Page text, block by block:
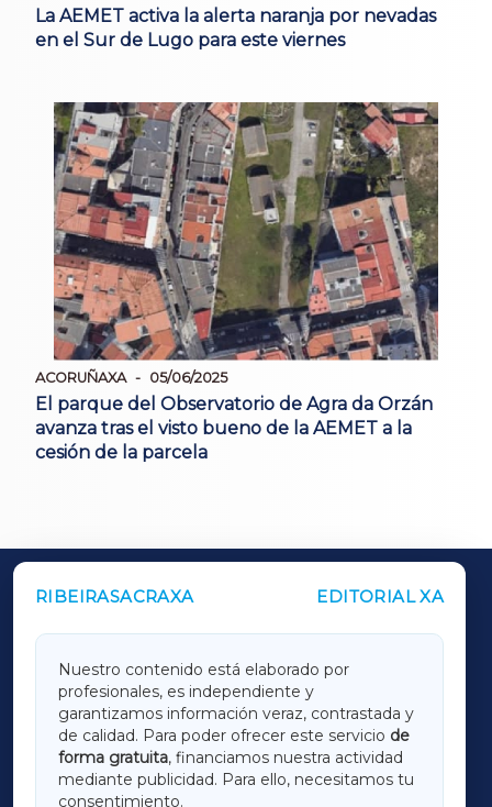
La AEMET activa la alerta naranja por nevadas
en el Sur de Lugo para este viernes
ACORUÑAXA 05/06/2025
El parque del Observatorio de Agra da Orzán
avanza tras el visto bueno de la AEMET a la
cesión de la parcela
RIBEIRASACRAXA EDITORIAL XA
Nuestro contenido está elaborado por
profesionales, es independiente y
garantizamos información veraz, contrastada y
de calidad. Para poder ofrecer este servicio de
forma gratuita, financiamos nuestra actividad
mediante publicidad. Para ello, necesitamos tu
consentimiento.
OUTROS PERIÓDICOS
LUGOXA
TERRACHAXA